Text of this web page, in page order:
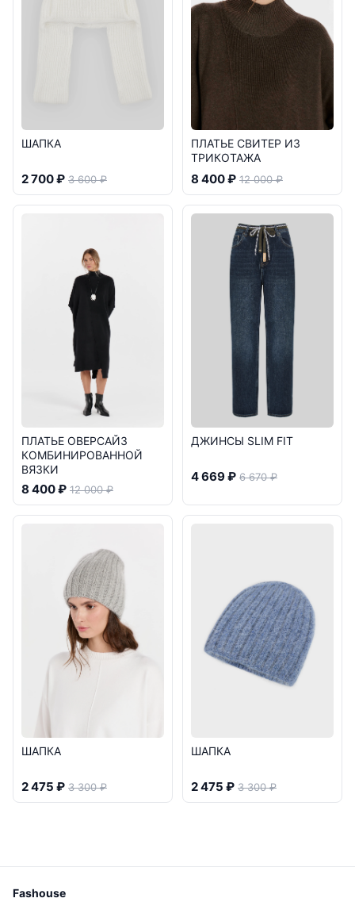
ШАПКА
2 700 ₽ 3 600 ₽
ПЛАТЬЕ СВИТЕР ИЗ
ТРИКОТАЖА
8 400 ₽ 12 000 ₽
ПЛАТЬЕ ОВЕРСАЙЗ
КОМБИНИРОВАННОЙ
ВЯЗКИ
8 400 ₽ 12 000 ₽
ДЖИНСЫ SLIM FIT
4 669 ₽ 6 670 ₽
ШАПКА
2 475 ₽ 3 300 ₽
ШАПКА
2 475 ₽ 3 300 ₽
Fashouse